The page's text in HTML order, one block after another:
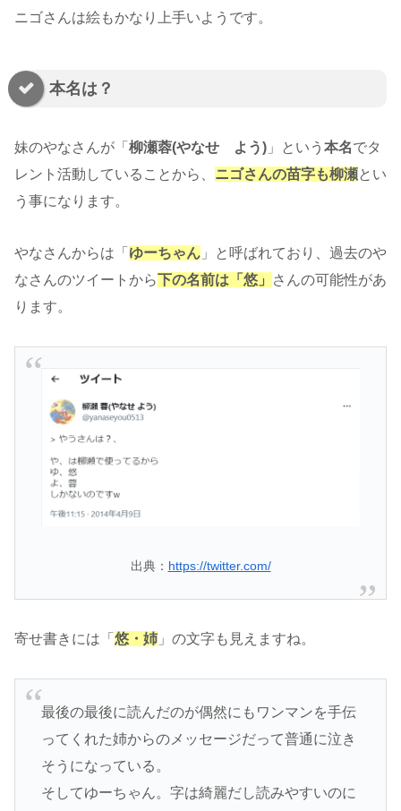
ニゴさんは絵もかなり上手いようです。
本名は？
妹のやなさんが「 柳瀬蓉(やなせ よう) 」という 本名でタ
レント活動していることから、 ニゴさんの苗字も柳瀬とい
う事になります。
やなさんからは「 ゆーちゃん 」と呼ばれており、過去のや
なさんのツイートから下の名前は「悠」
さんの可能性があ
ります。
出典： https://twitter.com/
寄せ書きには「 悠・姉」の文字も見えますね。
最後の最後に読んだのが偶然にもワンマンを手伝
ってくれた姉からのメッセージだって普通に泣き
そうになっている。
そしてゆーちゃん。字は綺麗だし読みやすいのに